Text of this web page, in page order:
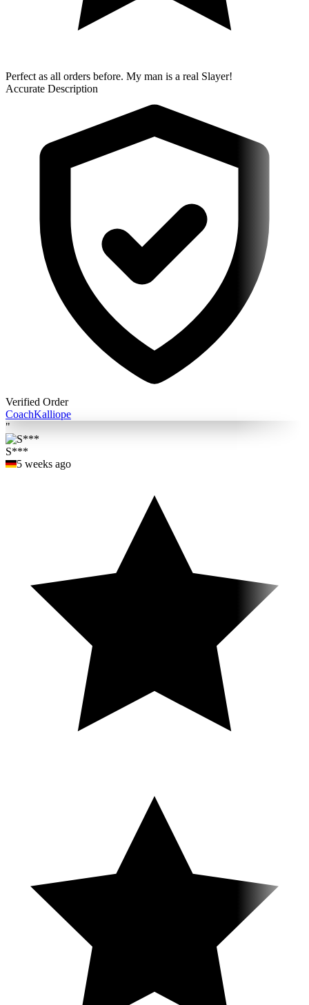
Perfect as all orders before. My man is a real Slayer!
Accurate Description
Verified Order
CoachKalliope
"
S***
5 weeks ago